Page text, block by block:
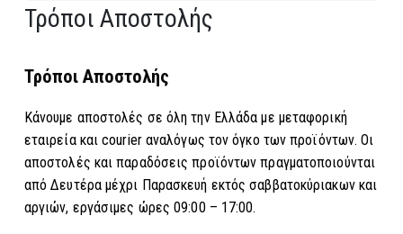
Τρόποι Αποστολής
Τρόποι Αποστολής
Κάνουμε αποστολές σε όλη την Ελλάδα με μεταφορική
εταιρεία και courier αναλόγως τον όγκο των προϊόντων. Οι
αποστολές και παραδόσεις προϊόντων πραγματοποιούνται
από Δευτέρα μέχρι Παρασκευή εκτός σαββατοκύριακων και
αργιών, εργάσιμες ώρες 09:00 – 17:00.